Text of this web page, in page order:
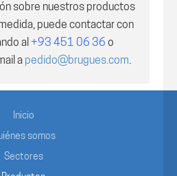
sobre nuestros productos
puede contactar con
al +93 451 06 36 o
a pedido@brugues.com.
Inicio
somos
Sectores